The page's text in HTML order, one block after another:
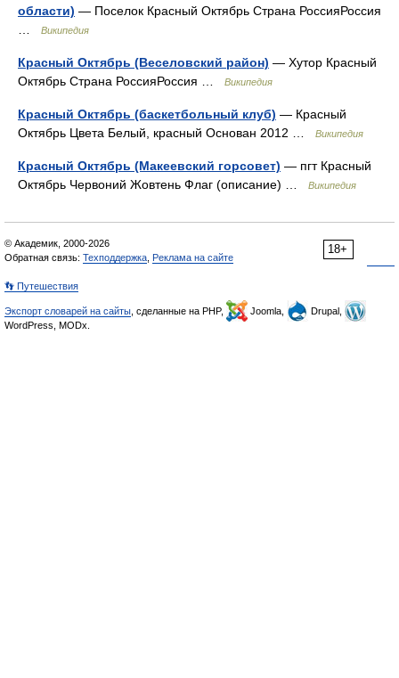
области) — Поселок Красный Октябрь Страна РоссияРоссия
Википедия
Красный Октябрь (Веселовский район) — Хутор Красный
Октябрь Страна РоссияРоссия …
Википедия
Красный Октябрь (баскетбольный клуб) — Красный
Октябрь Цвета Белый, красный Основан 2012 …
Википедия
Красный Октябрь (Макеевский горсовет) — пгт Красный
Октябрь Червоний Жовтень Флаг (описание) …
Википедия
18+
© Академик, 2000-2026
Обратная связь: Техподдержка Реклама на сайте
👣 Путешествия
Экспорт словарей на сайты , сделанные на PHP, Joomla,
Drupal,
WordPress, MODx.